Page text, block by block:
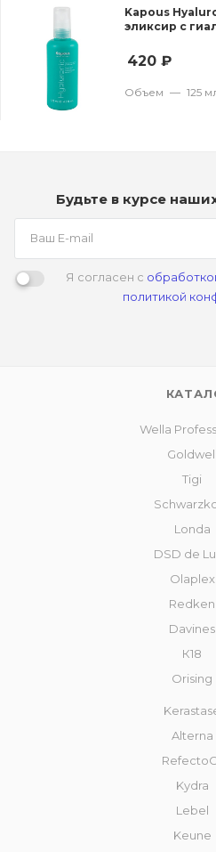
Kapous Hyaluronic
эликсир с
420 ₽
Объем — 125
Будьте в курсе
Я согласен с
политикой
Wella
Goldwell
Tigi
Londa
DSD de
Olaplex
Redken
Davines
К18
Orising
Alterna
Kydra
Lebel
Keune